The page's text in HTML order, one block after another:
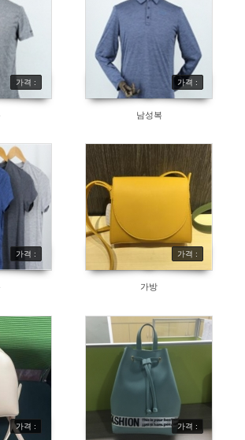
가격 : 가격 :
남성복
가격 : 가격 :
가방
가격 : 가격 :